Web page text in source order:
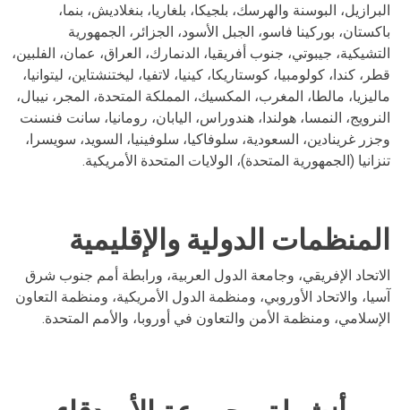
البرازيل، البوسنة والهرسك، بلجيكا، بلغاريا، بنغلاديش، بنما،
باكستان، بوركينا فاسو، الجبل الأسود، الجزائر، الجمهورية
التشيكية، جيبوتي، جنوب أفريقيا، الدنمارك، العراق، عمان، الفلبين،
قطر، كندا، كولومبيا، كوستاريكا، كينيا، لاتفيا، ليختنشتاين، ليتوانيا،
ماليزيا، مالطا، المغرب، المكسيك، المملكة المتحدة، المجر، نيبال،
النرويج، النمسا، هولندا، هندوراس، اليابان، رومانيا، سانت فنسنت
وجزر غرينادين، السعودية، سلوفاكيا، سلوفينيا، السويد، سويسرا،
تنزانيا (الجمهورية المتحدة)، الولايات المتحدة الأمريكية.
المنظمات الدولية والإقليمية
الاتحاد الإفريقي، وجامعة الدول العربية، ورابطة أمم جنوب شرق
آسيا، والاتحاد الأوروبي، ومنظمة الدول الأمريكية، ومنظمة التعاون
الإسلامي، ومنظمة الأمن والتعاون في أوروبا، والأمم المتحدة.